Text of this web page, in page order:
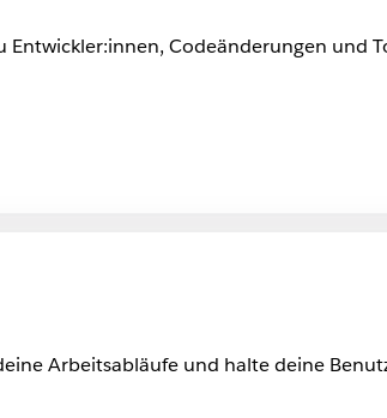
Entwickler:innen, Codeänderungen und
Arbeitsabläufe und halte deine